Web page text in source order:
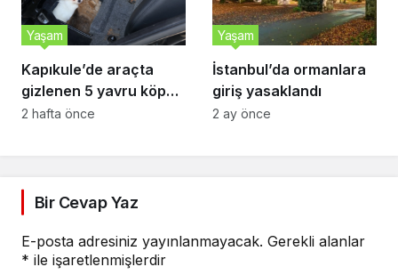
Kapıkule’de araçta
gizlenen 5 yavru köpek
ele geçirildi
Yaşam
2 hafta önce
İstanbul’da ormanlara
giriş yasaklandı
Yaşam
2 ay önce
Bir Cevap Yaz
E-posta adresiniz yayınlanmayacak. Gerekli alanlar
* ile işaretlenmişlerdir